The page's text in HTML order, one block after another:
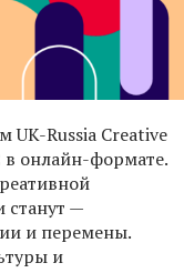
UK-Russia Creative
в онлайн-формате.
станут —
и перемены.
и